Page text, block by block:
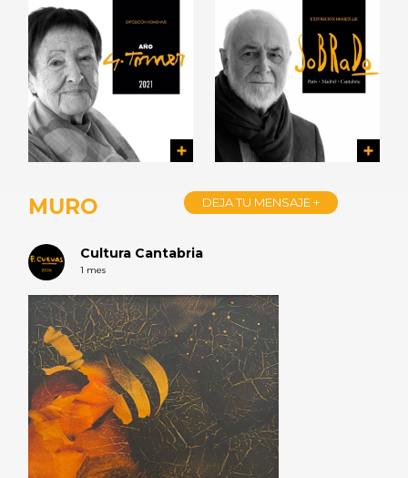
MURO DEJA TU MENSAJE +
Cultura Cantabria
1 mes